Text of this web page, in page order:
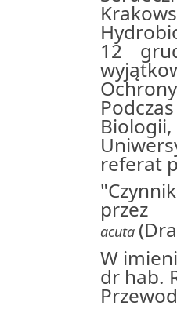
12
referat
przez
acuta
W
dr hab.